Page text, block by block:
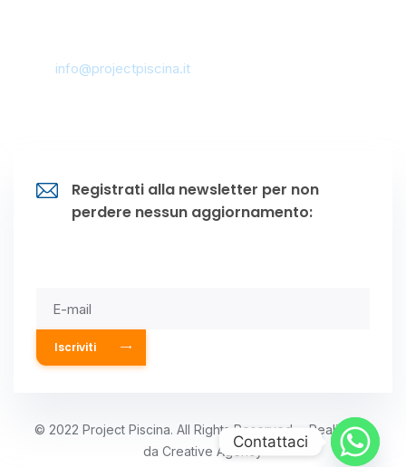
info@projectpiscina.it
Registrati alla newsletter per non
perdere nessun aggiornamento:
Subscribe
© 2022 Project Piscina. All Rights Reserved. – Realizzato
da Creative Agency
Contattaci